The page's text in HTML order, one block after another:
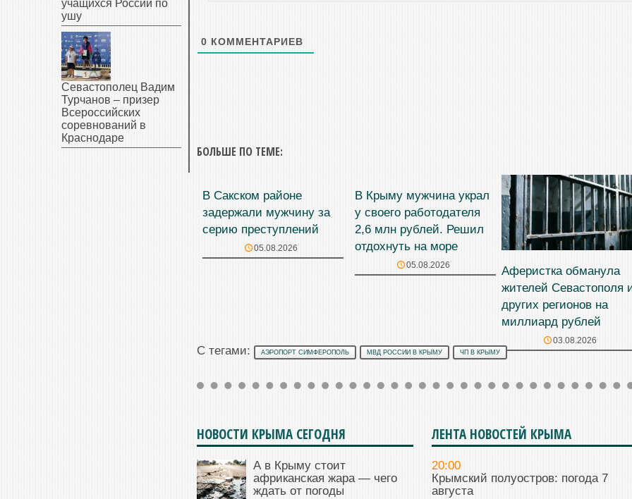
0 КОММЕНТАРИЕВ
БОЛЬШЕ ПО ТЕМЕ:
В Сакском районе
задержали мужчину за
серию преступлений
05.08.2026
В Крыму мужчина украл
у своего работодателя
2,6 млн рублей. Решил
отдохнуть на море
05.08.2026
Аферистка обманула
жителей Севастополя
других регионов на
миллиард рублей
03.08.2026
С тегами: АЭРОПОРТ СИМФЕРОПОЛЬ МВД РОССИИ В КРЫМУ ЧП В КРЫМУ
НОВОСТИ КРЫМА СЕГОДНЯ
А в Крыму стоит
африканская жара — чего
ждать от погоды
ЛЕНТА НОВОСТЕЙ КРЫМА
20:00
Крымский полуостров: погода 7
августа
учащихся России по
ушу
Севастополец Вадим
Турчанов – призер
Всероссийских
соревнований в
Краснодаре